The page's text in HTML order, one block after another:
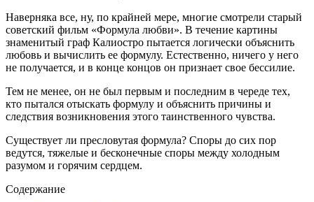
Наверняка все, ну, по крайней мере, многие смотрели старый
советский фильм «Формула любви». В течение картины
знаменитый граф Калиостро пытается логически объяснить
любовь и вычислить ее формулу. Естественно, ничего у него
не получается, и в конце концов он признает свое бессилие.
Тем не менее, он не был первым и последним в череде тех,
кто пытался отыскать формулу и объяснить причины и
следствия возникновения этого таинственного чувства.
Существует ли пресловутая формула? Споры до сих пор
ведутся, тяжелые и бесконечные споры между холодным
разумом и горячим сердцем.
Содержание